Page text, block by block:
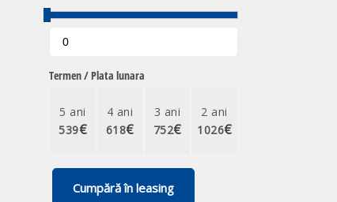
Termen / Plata lunara
5 ani
539€
4 ani
618€
3 ani
752€
2 ani
1026€
Cumpără în leasing